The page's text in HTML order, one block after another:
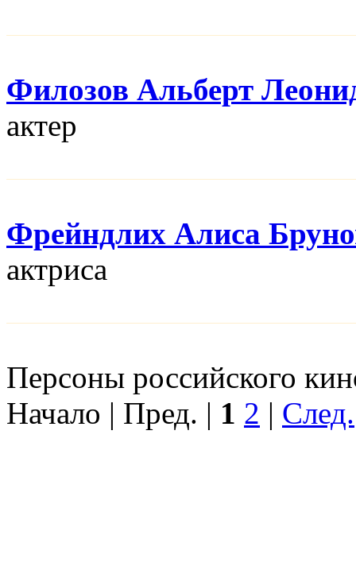
Филозов Альберт
актер
Фрейндлих Алиса
актриса
Персоны российского
Начало | Пред. | 1 2 | След.